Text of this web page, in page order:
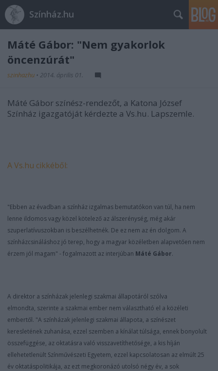
Színház.hu
Máté Gábor: "Nem gyakorlok
öncenzúrát"
szinhazhu • 2014. április 01.
Máté Gábor színész-rendezőt, a Katona József
Színház igazgatóját kérdezte a Vs.hu. Lapszemle.
A Vs.hu cikkéből:
"Ebben az évadban a színház izgalmas bemutatókon van túl, ha nem
lenne ildomos vagy közel kötelező az álszerénység, még akár
szuperlatívuszokban is beszélhetnék. De ez nem az én dolgom. A
színházcsináláshoz jó terep, hogy a magyar közéletben alapvetően nem
érzem jól magam" - fogalmazott az interjúban Máté Gábor.
A direktor a színházak jelenlegi szakmai állapotáról szólva
elmondta, szerinte a szakmai ember nem választható el a közéleti
embertől. "A színházak jelenlegi szakmai állapota, a színészet
keresletének zuhanása, ezzel szemben a kínálat túlsága, ennek bonyolult
összefüggése, az oktatásra való visszavetíthetősége, a kis híján
ellehetetlenült Színművészeti Egyetem, ezzel kapcsolatosan az elmúlt 25
év oktatáspolitikája, az ezt megkoronázó utolsó négy év, a sok